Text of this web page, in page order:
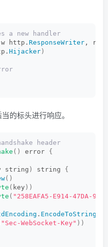
a new handler
w http. ResponseWriter , req
Hijacker )
的标头进行响应。
header
() error {
string ) string {
()
( key ))
( "258EAFA5-E914-47DA-
. EncodeToString
"Sec-WebSocket-Key" ))